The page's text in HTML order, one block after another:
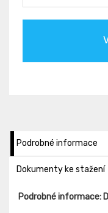
Podrobné informace
Dokumenty ke stažení
Podrobné informace: